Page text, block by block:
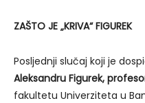
ZAŠTO JE „KRIVA“ FIGUREK
Posljednji slučaj koji je
Aleksandru Figurek,
fakultetu Univerziteta u